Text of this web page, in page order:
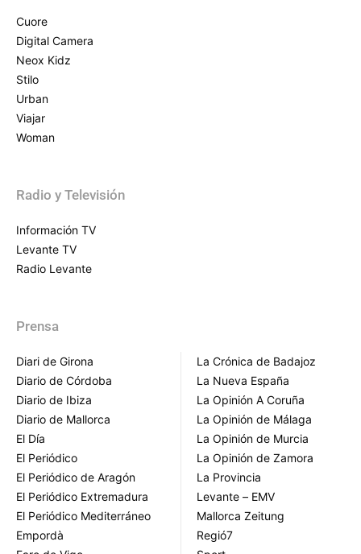
Cuore
Digital Camera
Neox Kidz
Stilo
Urban
Viajar
Woman
Radio y Televisión
Información TV
Levante TV
Radio Levante
Prensa
Diari de Girona
Diario de Córdoba
Diario de Ibiza
Diario de Mallorca
El Día
El Periódico
El Periódico de Aragón
El Periódico Extremadura
El Periódico Mediterráneo
Empordà
La Crónica de Badajoz
La Nueva España
La Opinión A Coruña
La Opinión de Málaga
La Opinión de Murcia
La Opinión de Zamora
La Provincia
Levante – EMV
Mallorca Zeitung
Regió7